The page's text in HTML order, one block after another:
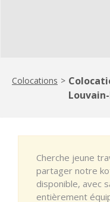
Colocations >
Cherche jeune
partager notre
disponible, avec
entièrement